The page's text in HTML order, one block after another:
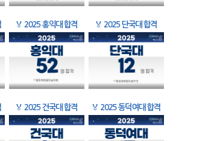
🏅 2025 홍익대 합격 🏅 2025 단국대 합격
🏅 2025 건국대 합격 🏅 2025 동덕여대 합격